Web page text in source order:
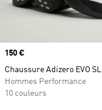
Prix
150 €
Chaussure Adizero EVO SL
Hommes Performance
10 couleurs